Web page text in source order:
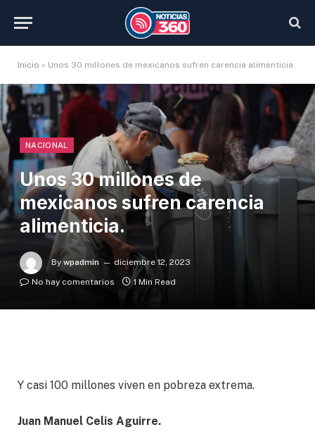
Inicio » Unos 30 millones de mexicanos sufren carencia alimenticia.
NACIONAL
Unos 30 millones de
mexicanos sufren carencia
alimenticia.
By wpadmin
diciembre 12, 2023
No hay comentarios
1 Min Read
Y casi 100 millones viven en pobreza extrema.
Juan Manuel Celis Aguirre.